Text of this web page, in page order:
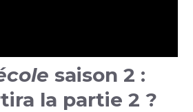
saison 2 :
la partie 2 ?